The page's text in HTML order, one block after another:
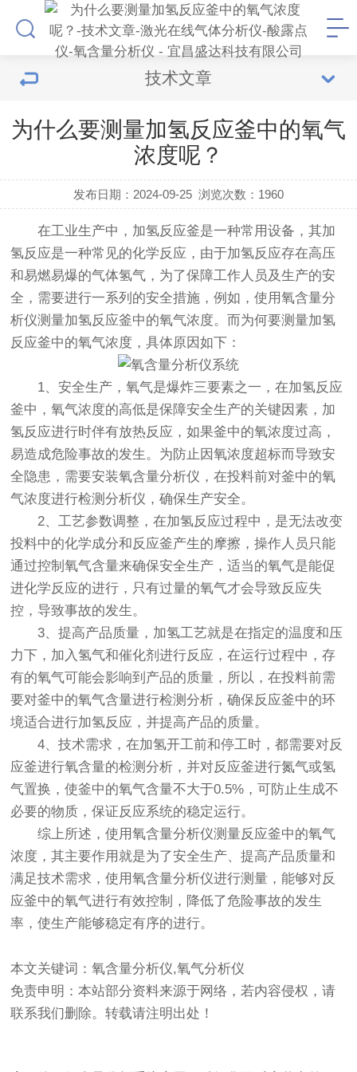
技术文章
为什么要测量加氢反应釜中的氧气
浓度呢？
发布日期：2024-09-25 浏览次数： 1960
在工业生产中，加氢反应釜是一种常用设备，其加
氢反应是一种常见的化学反应，由于加氢反应存在高压
和易燃易爆的气体氢气，为了保障工作人员及生产的安
全，需要进行一系列的安全措施，例如，使用氧含量分
析仪测量加氢反应釜中的氧气浓度。而为何要测量加氢
反应釜中的氧气浓度，具体原因如下：
1、安全生产，氧气是爆炸三要素之一，在加氢反应
釜中，氧气浓度的高低是保障安全生产的关键因素，加
氢反应进行时伴有放热反应，如果釜中的氧浓度过高，
易造成危险事故的发生。为防止因氧浓度超标而导致安
全隐患，需要安装氧含量分析仪，在投料前对釜中的氧
气浓度进行检测分析仪，确保生产安全。
2、工艺参数调整，在加氢反应过程中，是无法改变
投料中的化学成分和反应釜产生的摩擦，操作人员只能
通过控制氧气含量来确保安全生产，适当的氧气是能促
进化学反应的进行，只有过量的氧气才会导致反应失
控，导致事故的发生。
3、提高产品质量，加氢工艺就是在指定的温度和压
力下，加入氢气和催化剂进行反应，在运行过程中，存
有的氧气可能会影响到产品的质量，所以，在投料前需
要对釜中的氧气含量进行检测分析，确保反应釜中的环
境适合进行加氢反应，并提高产品的质量。
4、技术需求，在加氢开工前和停工时，都需要对反
应釜进行氧含量的检测分析，并对反应釜进行氮气或氢
气置换，使釜中的氧气含量不大于0.5%，可防止生成不
必要的物质，保证反应系统的稳定运行。
综上所述，使用氧含量分析仪测量反应釜中的氧气
浓度，其主要作用就是为了安全生产、提高产品质量和
满足技术需求，使用氧含量分析仪进行测量，能够对反
应釜中的氧气进行有效控制，降低了危险事故的发生
率，使生产能够稳定有序的进行。
本文关键词：氧含量分析仪,氧气分析仪
免责申明：本站部分资料来源于网络，若内容侵权，请
联系我们删除。转载请注明出处！